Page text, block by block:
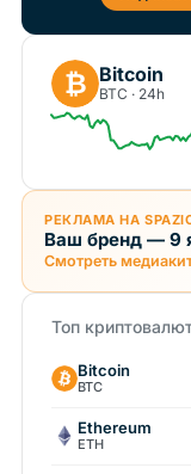
₿ Bitcoin
BTC · 24h
РЕКЛАМА НА
Ваш бренд — 9
Смотреть
Топ
Bitcoin
BTC
Ethereum
ETH